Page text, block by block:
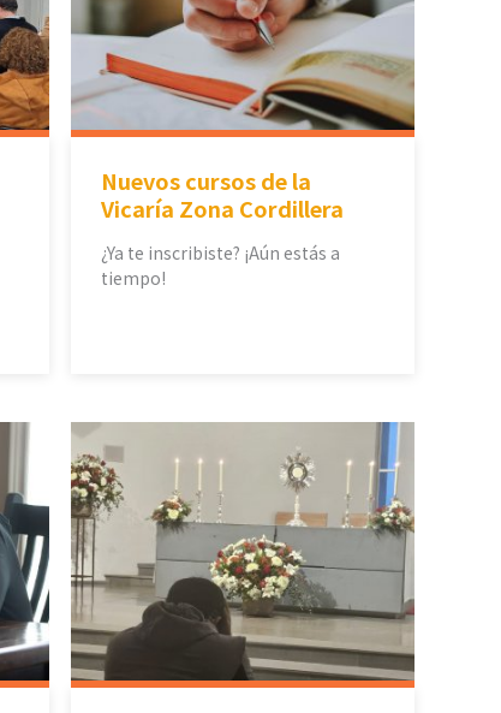
Nuevos cursos de la
Vicaría Zona Cordillera
¿Ya te inscribiste? ¡Aún estás a
tiempo!